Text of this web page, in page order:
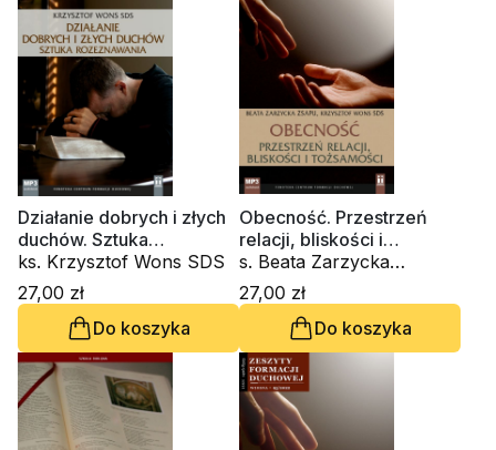
Działanie dobrych i złych
duchów. Sztuka
rozeznawania (CD-
audiobook)
ks. Krzysztof Wons SDS
27,00 zł
Do koszyka
Obecność. Przestrzeń
relacji, bliskości i
tożsamości (CD-
audiobook)
s. Beata Zarzycka
ZSAPU, ks. Krzysztof
Wons SDS
27,00 zł
Do koszyka